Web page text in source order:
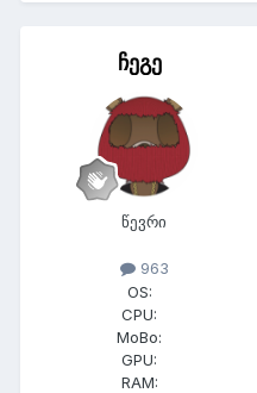
ჩეგე
წევრი
963
OS:
CPU:
MoBo:
GPU:
RAM: